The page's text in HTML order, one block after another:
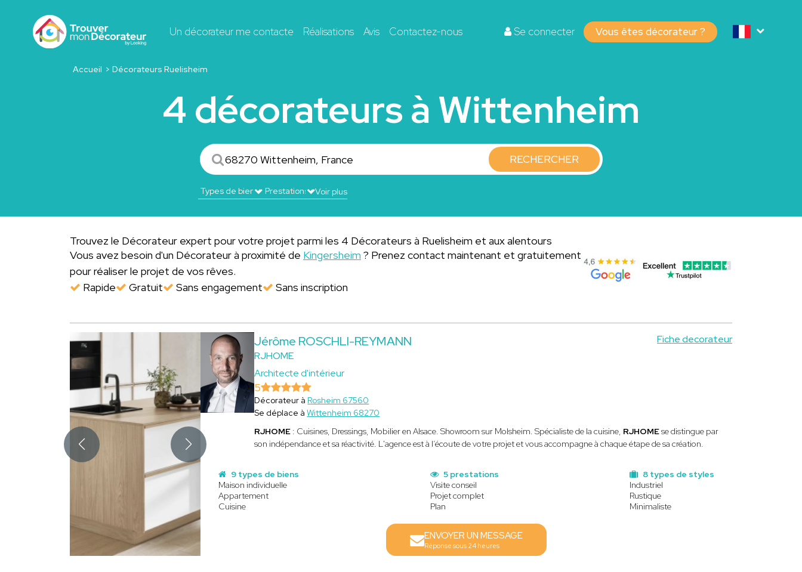
Un décorateur me contacte Réalisations Avis Contactez-nous Se connecter Vous êtes décorateur ?
Accueil Décorateurs Ruelisheim
4 décorateurs à Wittenheim
RECHERCHER
Voir plus
Trouvez le Décorateur expert pour votre projet parmi les 4 Décorateurs à Ruelisheim et aux alentours
Vous avez besoin d'un Décorateur à proximité de Kingersheim ? Prenez contact maintenant et gratuitement
pour réaliser le projet de vos rêves.
Rapide
Gratuit Sans engagement Sans inscription
Jérôme ROSCHLI-REYMANN
RJHOME
Architecte d'intérieur
Fiche decorateur
5
Décorateur à Rosheim 67560
Se déplace àWittenheim 68270
RJHOME : Cuisines, Dressings, Mobilier en Alsace. Showroom sur Molsheim. Spécialiste de la cuisine, RJHOMEse distingue par
son indépendance et sa réactivité. L'agence est à l’écoute de votre projet et vous accompagne à chaque étape de sa création.
9 types de biens
Maison individuelle
Appartement
Cuisine
8 types de styles
Industriel
Rustique
Minimaliste
5 prestations
Visite conseil
Projet complet
Plan
ENVOYER UN MESSAGE
Réponse sous 24 heures